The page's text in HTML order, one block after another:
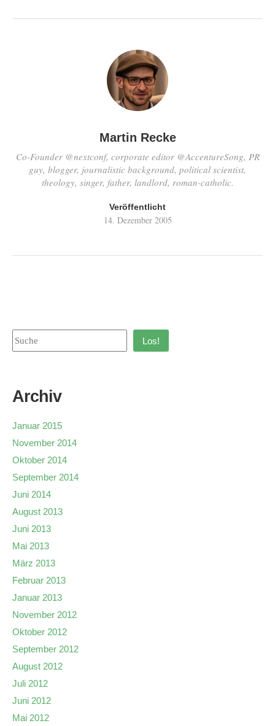
Martin Recke
Co-Founder @nextconf, corporate editor @AccentureSong, PR
guy, blogger, journalistic background, political scientist,
theology, singer, father, landlord, roman-catholic.
Veröffentlicht
14. Dezember 2005
Los!
Archiv
Januar 2015
November 2014
Oktober 2014
September 2014
Juni 2014
August 2013
Juni 2013
Mai 2013
März 2013
Februar 2013
Januar 2013
November 2012
Oktober 2012
September 2012
August 2012
Juli 2012
Juni 2012
Mai 2012